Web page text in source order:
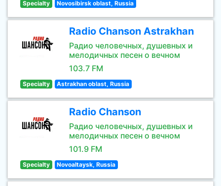
Specialty Novosibirsk oblast, Russia
Radio Chanson Astrakhan
Радио человечных, душевных и
мелодичных песен о вечном
103.7 FM
Specialty Astrakhan oblast, Russia
Radio Chanson
Радио человечных, душевных и
мелодичных песен о вечном
101.9 FM
Specialty Novoaltaysk, Russia